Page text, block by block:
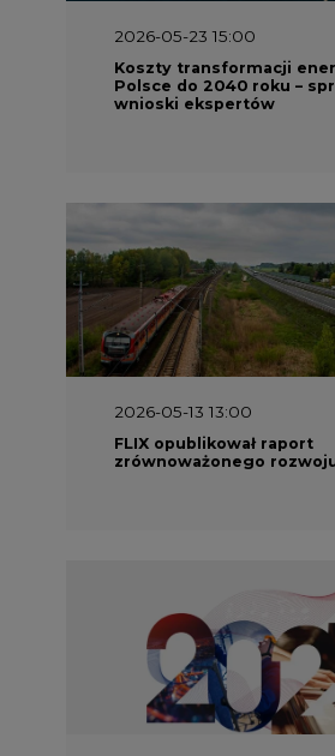
2026-05-23 15:00
Koszty transformacji
Polsce do 2040 roku –
wnioski ekspertów
2026-05-13 13:00
FLIX opublikował raport
zrównoważonego